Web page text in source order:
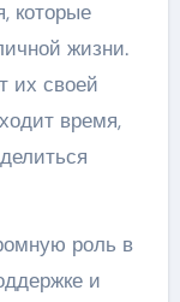
которые
жизни.
их своей
время,
роль в
и